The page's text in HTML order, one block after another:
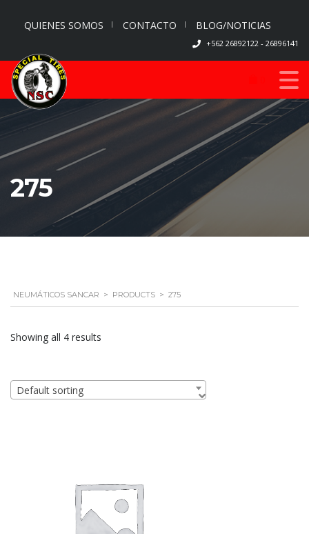
QUIENES SOMOS CONTACTO BLOG/NOTICIAS
+562 26892122 - 26896141
275
NEUMÁTICOS SANCAR > PRODUCTS > 275
Showing all 4 results
Default sorting